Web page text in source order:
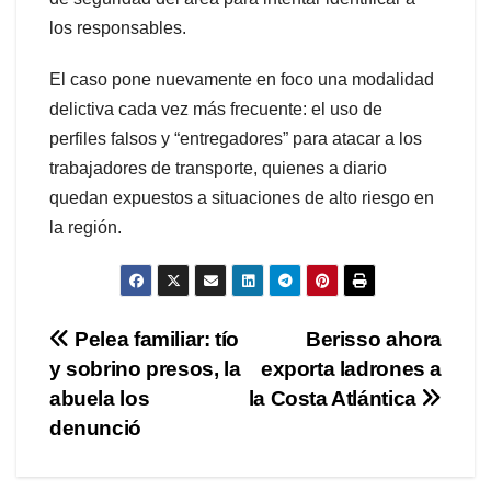
los responsables.
El caso pone nuevamente en foco una modalidad
delictiva cada vez más frecuente: el uso de
perfiles falsos y “entregadores” para atacar a los
trabajadores de transporte, quienes a diario
quedan expuestos a situaciones de alto riesgo en
la región.
Navegación
de
entradas
Berisso ahora
exporta ladrones a
la Costa Atlántica
Pelea familiar: tío
y sobrino presos, la
abuela los
denunció